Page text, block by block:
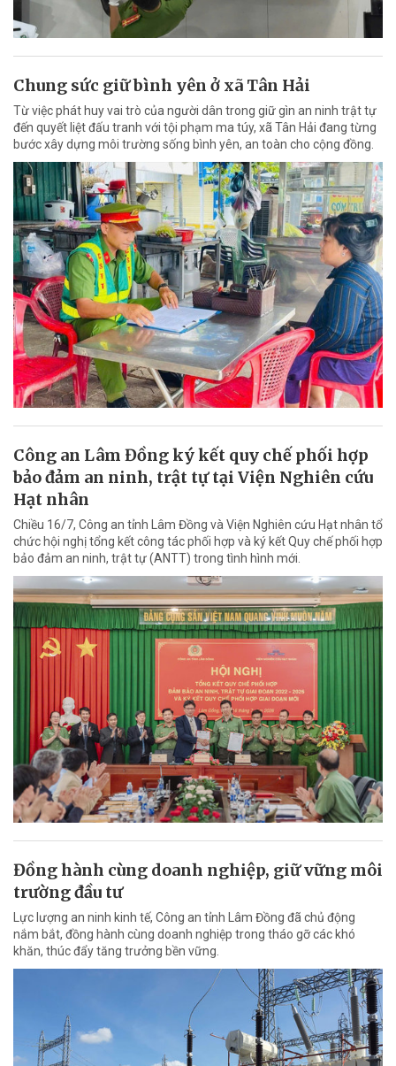
Chung sức giữ bình yên ở xã Tân Hải
Từ việc phát huy vai trò của người dân trong giữ gìn an ninh trật tự
đến quyết liệt đấu tranh với tội phạm ma túy, xã Tân Hải đang từng
bước xây dựng môi trường sống bình yên, an toàn cho cộng đồng.
Công an Lâm Đồng ký kết quy chế phối hợp
bảo đảm an ninh, trật tự tại Viện Nghiên cứu
Hạt nhân
Chiều 16/7, Công an tỉnh Lâm Đồng và Viện Nghiên cứu Hạt nhân tổ
chức hội nghị tổng kết công tác phối hợp và ký kết Quy chế phối hợp
bảo đảm an ninh, trật tự (ANTT) trong tình hình mới.
Đồng hành cùng doanh nghiệp, giữ vững môi
trường đầu tư
Lực lượng an ninh kinh tế, Công an tỉnh Lâm Đồng đã chủ động
nắm bắt, đồng hành cùng doanh nghiệp trong tháo gỡ các khó
khăn, thúc đẩy tăng trưởng bền vững.